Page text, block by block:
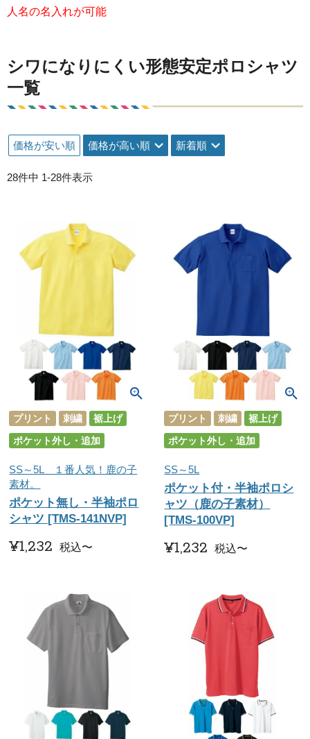
人名の名入れが可能
シワになりにくい形態安定ポロシャツ
一覧
価格が安い順 価格が高い順 新着順
28件中 1-28件表示
プリント 刺繍
裾上げ
ポケット外し・追加
SS～5L １番人気！鹿の子
素材。
ポケット無し・半袖ポロ
シャツ [TMS-141NVP]
¥1,232 税込〜
プリント 刺繍
裾上げ
ポケット外し・追加
SS～5L
ポケット付・半袖ポロシ
ャツ（鹿の子素材）
[TMS-100VP]
¥1,232 税込〜